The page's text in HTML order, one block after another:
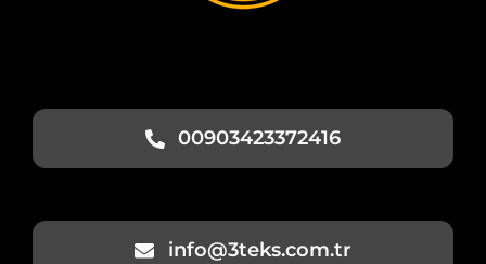
00903423372416
info@3teks.com.tr